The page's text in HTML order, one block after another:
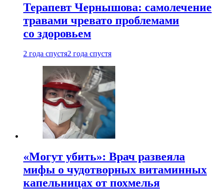
Терапевт Чернышова: самолечение
травами чревато проблемами
со здоровьем
2 года спустя2 года спустя
«Могут убить»: Врач развеяла
мифы о чудотворных витаминных
капельницах от похмелья